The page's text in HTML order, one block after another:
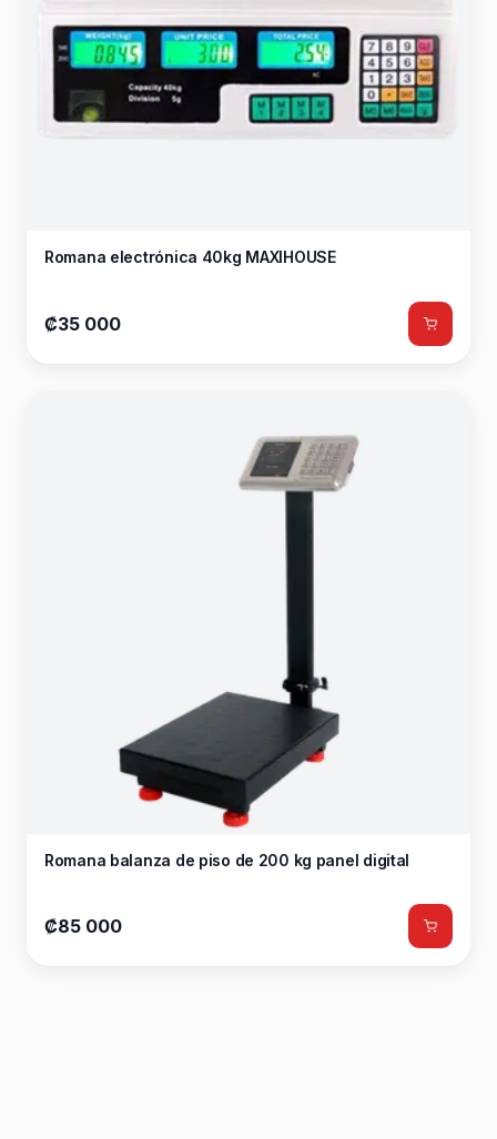
Romana electrónica 40kg MAXIHOUSE
₡35 000
Romana balanza de piso de 200 kg panel digital
₡85 000